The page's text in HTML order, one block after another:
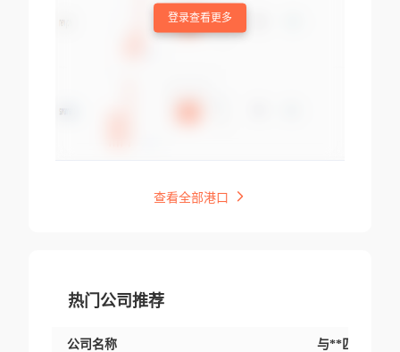
登录查看更多
查看全部港口
热门公司推荐
公司名称 与**匹配交易